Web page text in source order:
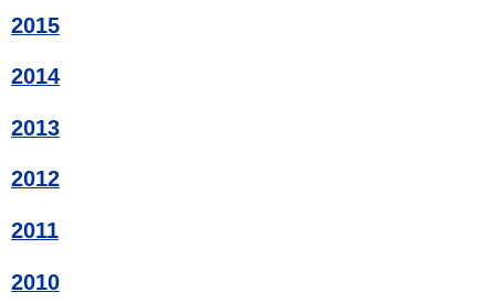
2015
2014
2013
2012
2011
2010